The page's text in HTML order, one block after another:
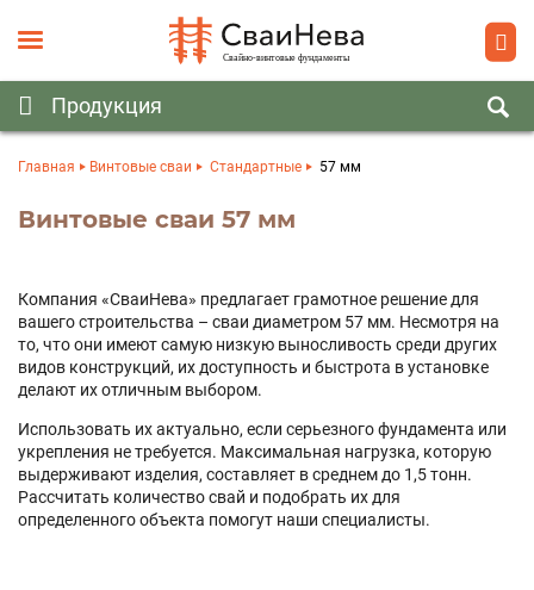
Главная Винтовые сваи Стандартные 57 мм
Винтовые сваи 57 мм
Компания «СваиНева» предлагает грамотное решение для
вашего строительства – сваи диаметром 57 мм. Несмотря на
то, что они имеют самую низкую выносливость среди других
видов конструкций, их доступность и быстрота в установке
делают их отличным выбором.
Использовать их актуально, если серьезного фундамента или
укрепления не требуется. Максимальная нагрузка, которую
выдерживают изделия, составляет в среднем до 1,5 тонн.
Рассчитать количество свай и подобрать их для
определенного объекта помогут наши специалисты.